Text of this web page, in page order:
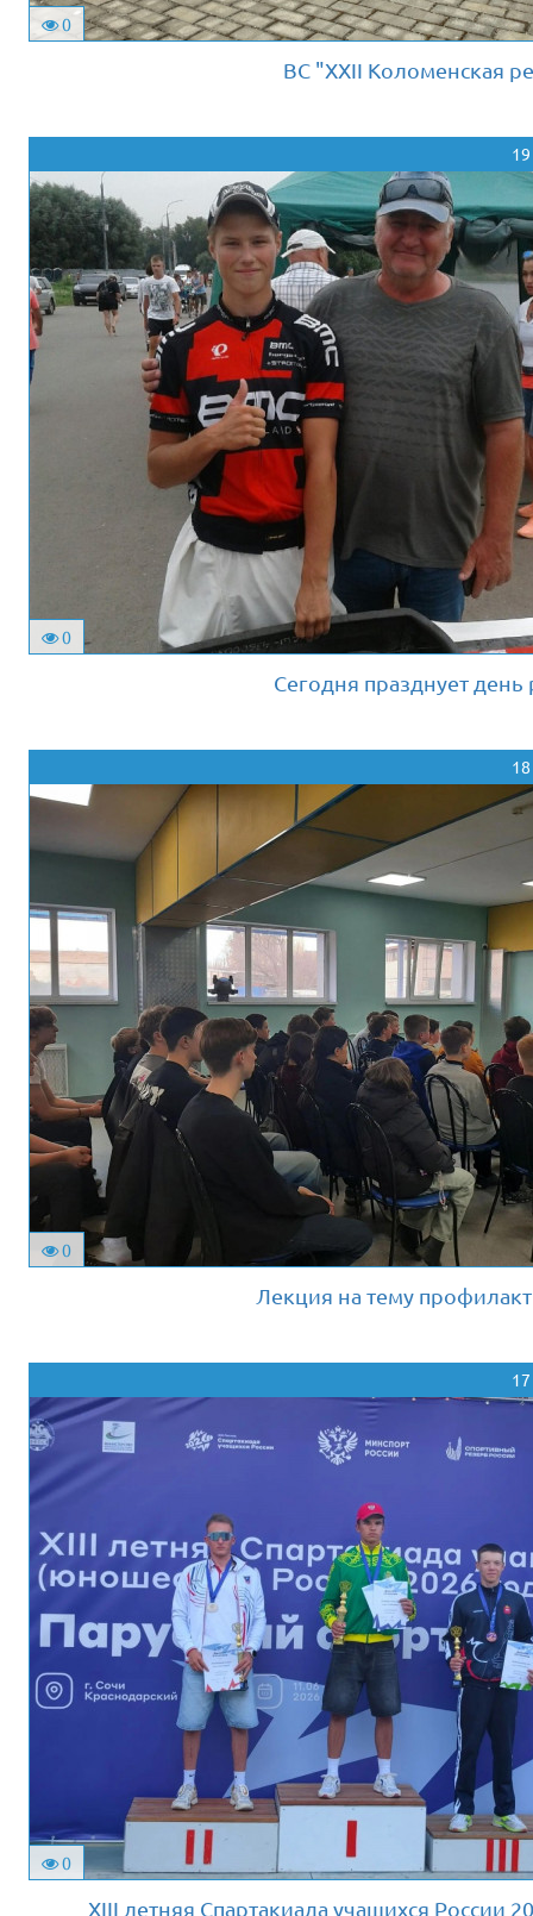
0
ВС "XXII Коломенская
0
Сегодня празднует
0
Лекция на тему
0
XIII летняя Спартакиада учащихся России